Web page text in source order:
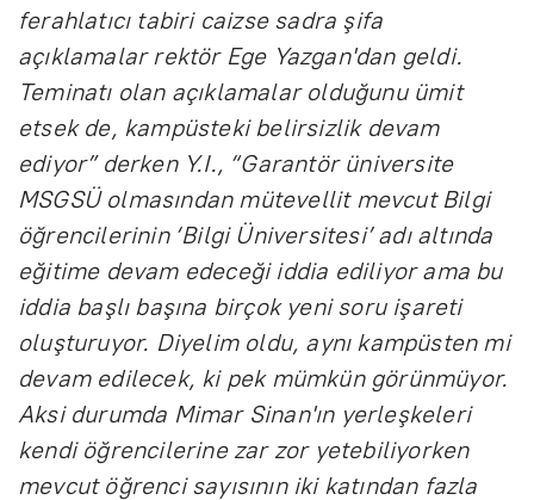
ferahlatıcı tabiri caizse sadra şifa
açıklamalar rektör Ege Yazgan'dan geldi.
Teminatı olan açıklamalar olduğunu ümit
etsek de, kampüsteki belirsizlik devam
ediyor” derken Y.I., “Garantör üniversite
MSGSÜ olmasından mütevellit mevcut Bilgi
öğrencilerinin ‘Bilgi Üniversitesi’ adı altında
eğitime devam edeceği iddia ediliyor ama bu
iddia başlı başına birçok yeni soru işareti
oluşturuyor. Diyelim oldu, aynı kampüsten mi
devam edilecek, ki pek mümkün görünmüyor.
Aksi durumda Mimar Sinan'ın yerleşkeleri
kendi öğrencilerine zar zor yetebiliyorken
mevcut öğrenci sayısının iki katından fazla